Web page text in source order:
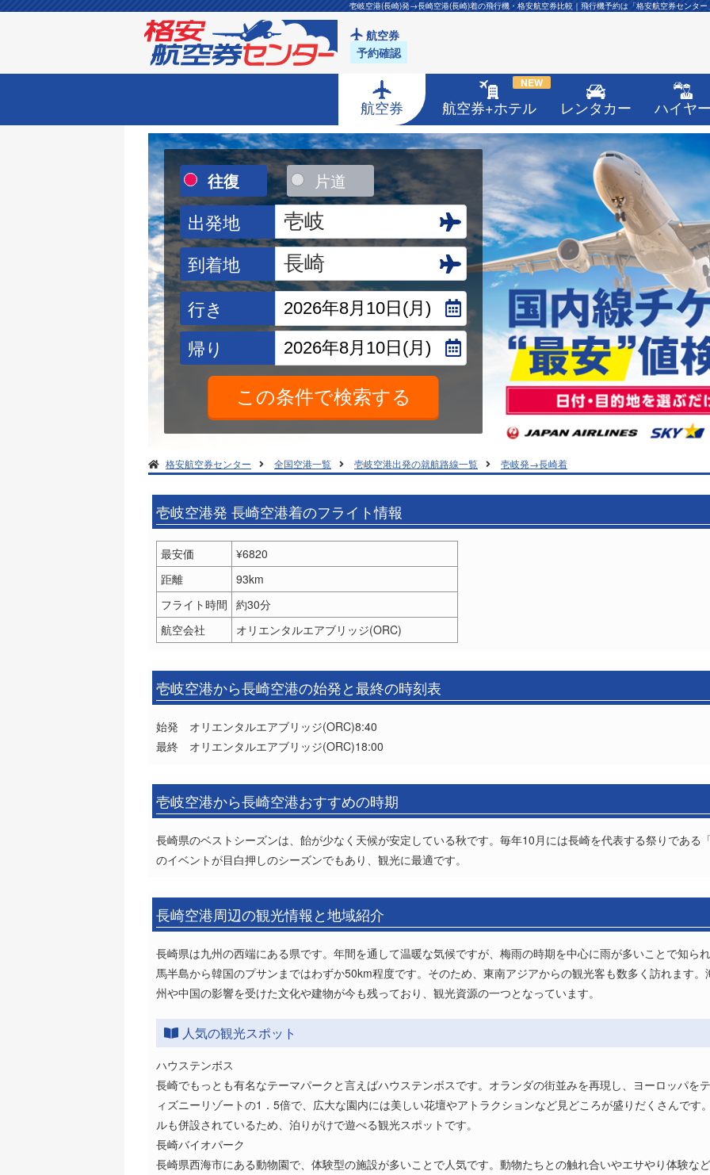
壱岐空港(長崎)発→長崎空港(長崎)着の飛行機・格安航空券比較｜飛行機予約は「格安航空券センター
航空券
予約確認
航空券 航空券+ホテル
NEW
レンタカー ハイヤ
往復 片道
出発地
到着地
行き
帰り
格安航空券センター 全国空港一覧 壱岐空港出発の就航路線一覧 壱岐発→長崎着
壱岐空港発 長崎空港着のフライト情報
最安価
¥6820
距離
93km
フライト時間 約30分
航空会社
オリエンタルエアブリッジ(ORC)
壱岐空港から長崎空港の始発と最終の時刻表
始発 オリエンタルエアブリッジ(ORC)8:40
最終 オリエンタルエアブリッジ(ORC)18:00
壱岐空港から長崎空港おすすめの時期
長崎県のベストシーズンは、飴が少なく天候が安定している秋です。毎年10月には長崎を代表する祭りである
のイベントが目白押しのシーズンでもあり、観光に最適です。
長崎空港周辺の観光情報と地域紹介
長崎県は九州の西端にある県です。年間を通して温暖な気候ですが、梅雨の時期を中心に雨が多いことで知ら
馬半島から韓国のプサンまではわずか50km程度です。そのため、東南アジアからの観光客も数多く訪れます
州や中国の影響を受けた文化や建物が今も残っており、観光資源の一つとなっています。
人気の観光スポット
ハウステンボス
長崎でもっとも有名なテーマパークと言えばハウステンボスです。オランダの街並みを再現し、ヨーロッパを
ィズニーリゾートの1．5倍で、広大な園内には美しい花壇やアトラクションなど見どころが盛りだくさんです
ルも併設されているため、泊りがけで遊べる観光スポットです。
長崎バイオパーク
長崎県西海市にある動物園で、体験型の施設が多いことで人気です。動物たちとの触れ合いやエサやり体験な